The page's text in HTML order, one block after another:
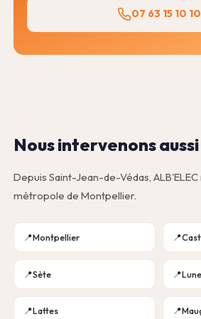
07 63 15 10 10
Nous intervenons
Depuis Saint-Jean-de-Védas,
métropole de Montpellier.
Montpellier
Sète
Lattes